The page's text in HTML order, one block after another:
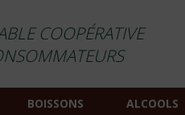
COOPÉRATIVE
BOISSONS ALCOOLS